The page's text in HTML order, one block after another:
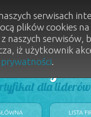
Dobry
dla
LISTA
serwisach
plików cookies
naszych
iż użytkownik
.